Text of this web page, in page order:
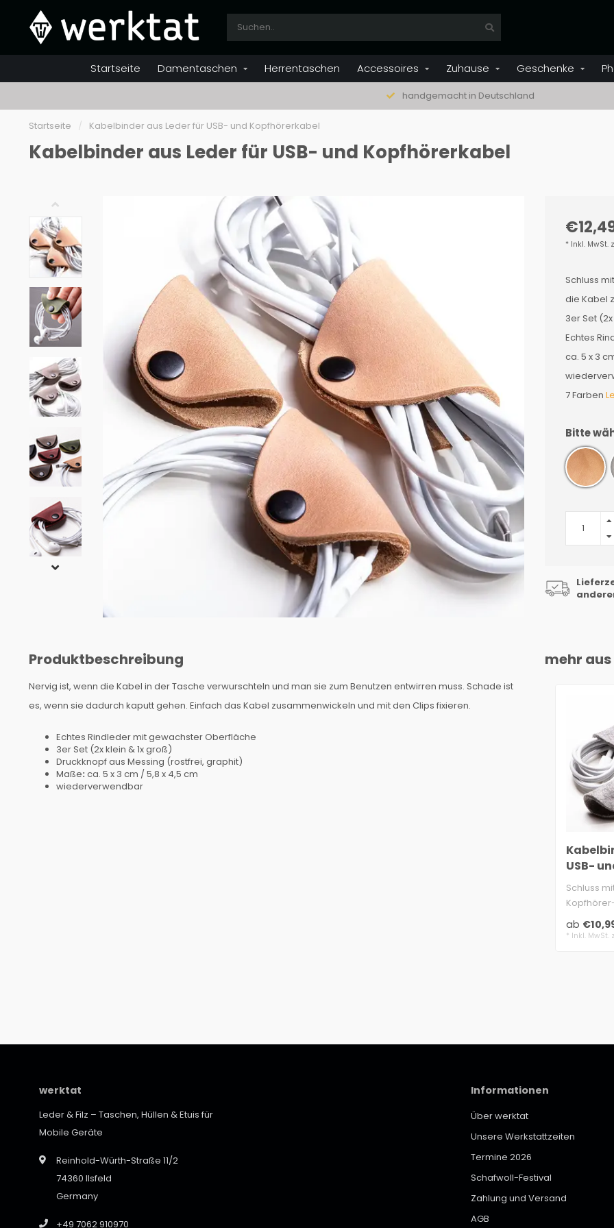
Startseite Damentaschen Herrentaschen Accessoires Zuhause Geschenke
handgemacht in Deutschland
Startseite / Kabelbinder aus Leder für USB- und Kopfhörerkabel
Kabelbinder aus Leder für USB- und Kopfhörerkabel
* Inkl. MwSt.
Schluss
die Kabel
3er Set
Echtes
ca. 5 x 3
7 Farben
Bitte
Produktbeschreibung
Nervig ist, wenn die Kabel in der Tasche verwurschteln und man sie zum Benutzen entwirren muss. Schade ist
es, wenn sie dadurch kaputt gehen. Einfach das Kabel zusammenwickeln und mit den Clips fixieren.
Echtes Rindleder mit gewachster Oberfläche
3er Set (2x klein & 1x groß)
Druckknopf aus Messing (rostfrei, graphit)
Maße: ca. 5 x 3 cm / 5,8 x 4,5 cm
wiederverwendbar
mehr aus
USB-
vielen
Schluss
Kabel
ab
* Inkl. MwSt.
werktat
Leder & Filz – Taschen, Hüllen & Etuis für
Mobile Geräte
Reinhold-Würth-Straße 11/2
74360 Ilsfeld
Germany
+49 7062 910970
Informationen
Über werktat
Unsere Werkstattzeiten
Termine 2026
Schafwoll-Festival
Zahlung und Versand
AGB